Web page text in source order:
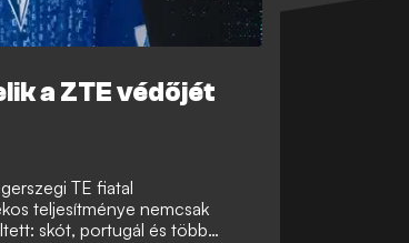
a ZTE védőjét
TE fiatal
teljesítménye nemcsak
skót, portugál és több